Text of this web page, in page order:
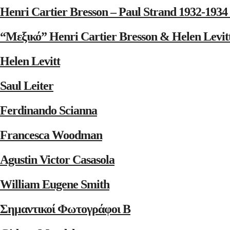
Henri Cartier Bresson – Paul Strand 1932-
“Μεξικό” Henri Cartier Bresson & Helen
Helen Levitt
Saul Leiter
Ferdinando Scianna
Francesca Woodman
Agustin Victor Casasola
William Eugene Smith
Σημαντικοί Φωτογράφοι Β